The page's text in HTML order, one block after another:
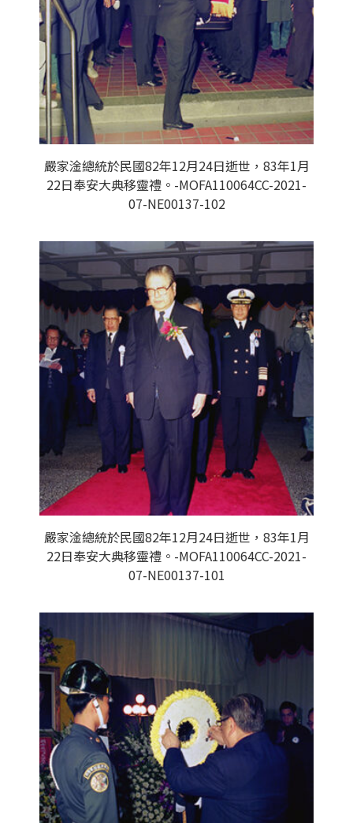
嚴家淦總統於民國82年12月24日逝世，83年1月
22日奉安大典移靈禮。-MOFA110064CC-2021-
07-NE00137-102
嚴家淦總統於民國82年12月24日逝世，83年1月
22日奉安大典移靈禮。-MOFA110064CC-2021-
07-NE00137-101